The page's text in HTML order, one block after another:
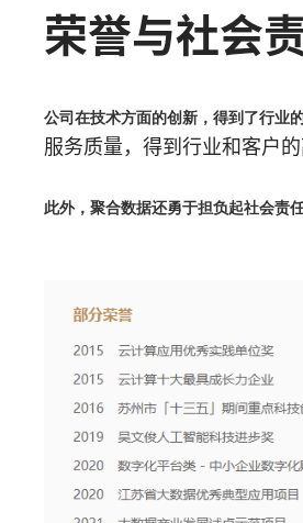
荣誉与社会
公司在技术方面的创新，得到了行业的
服务质量，得到行业和客户
此外，聚合数据还勇于担负起社会责任